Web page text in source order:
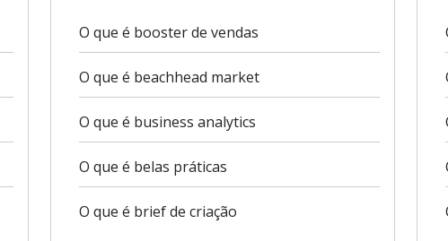
O que é booster de vendas
O que é beachhead market
O que é business analytics
O que é belas práticas
O que é brief de criação